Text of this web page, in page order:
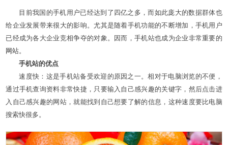
目前我国的手机用户已经达到了四亿之多，而如此庞大的数据群体也
给企业发展带来很大的影响。尤其是随着手机功能的不断增加，手机用户
已经成为各大企业竞相争夺的对象。因而，手机站也成为企业非常重要的
网站。
手机站的优点
速度快：这是手机站备受欢迎的原因之一。相对于电脑浏览的不便，
通过手机查询资料非常快捷，只要输入自己感兴趣的关键字，然后点击进
入自己感兴趣的网站，就能找到自己想要了解的信息，这种速度要比电脑
搜索快很多。